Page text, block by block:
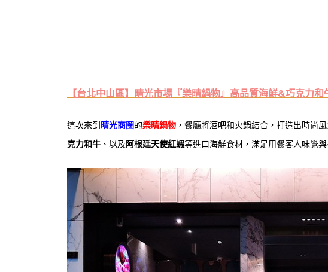
【台北中山區】晴光市場『樂晴鍋物』高品質海鮮&巧克力
這次來到 晴光商圈 的樂晴鍋物 ，餐廳將酒吧和火鍋結合，打造出時尚
克力和牛 、以及 阿根廷天使紅蝦等進口海鮮食材，滿足用餐客人味覺